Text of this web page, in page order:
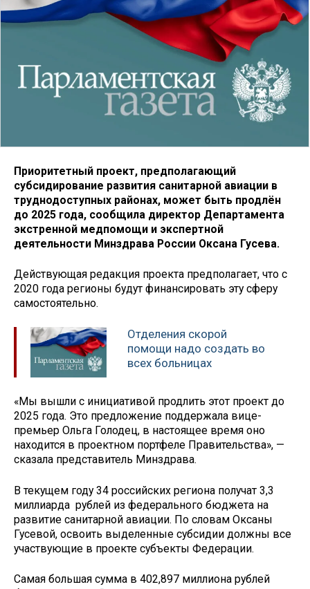
Приоритетный проект, предполагающий
субсидирование развития санитарной авиации в
труднодоступных районах, может быть продлён
до 2025 года, сообщила директор Департамента
экстренной медпомощи и экспертной
деятельности Минздрава России Оксана Гусева.
Действующая редакция проекта предполагает, что с
2020 года регионы будут финансировать эту сферу
самостоятельно.
Отделения скорой
помощи надо создать во
всех больницах
«Мы вышли с инициативой продлить этот проект до
2025 года. Это предложение поддержала вице-
премьер Ольга Голодец, в настоящее время оно
находится в проектном портфеле Правительства», —
сказала представитель Минздрава.
В текущем году 34 российских региона получат 3,3
миллиарда рублей из федерального бюджета на
развитие санитарной авиации. По словам Оксаны
Гусевой, освоить выделенные субсидии должны все
участвующие в проекте субъекты Федерации.
Самая большая сумма в 402,897 миллиона рублей